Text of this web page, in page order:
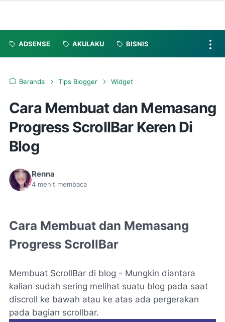
ADSENSE AKULAKU BISNIS
Beranda Tips Blogger Widget
Cara Membuat dan Memasang
Progress ScrollBar Keren Di
Blog
Renna
4 menit membaca
Cara Membuat dan Memasang
Progress ScrollBar
Membuat ScrollBar di blog - Mungkin diantara
kalian sudah sering melihat suatu blog pada saat
discroll ke bawah atau ke atas ada pergerakan
pada bagian scrollbar.